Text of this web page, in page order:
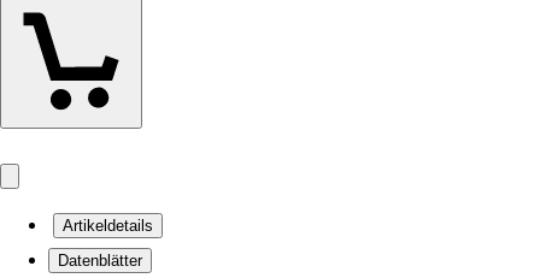
Artikeldetails
Datenblätter